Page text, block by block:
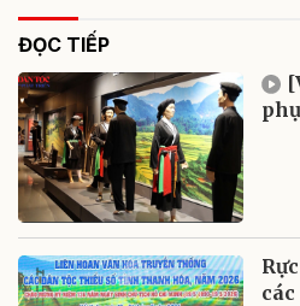
ĐỌC TIẾP